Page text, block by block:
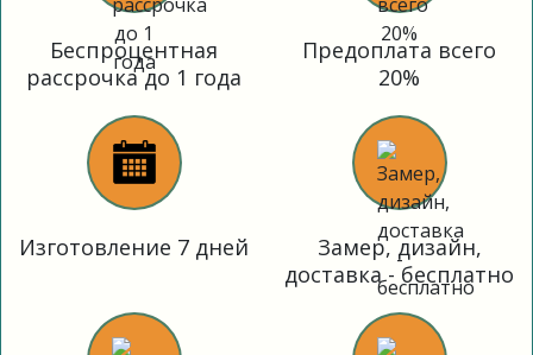
Беспроцентная
рассрочка до 1 года
Предоплата всего
20%
Изготовление 7 дней
Замер, дизайн,
доставка - бесплатно